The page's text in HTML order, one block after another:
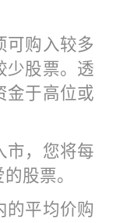
可购入较多
少股票。透
金于高位或
市，您将每
股票。
的平均价购